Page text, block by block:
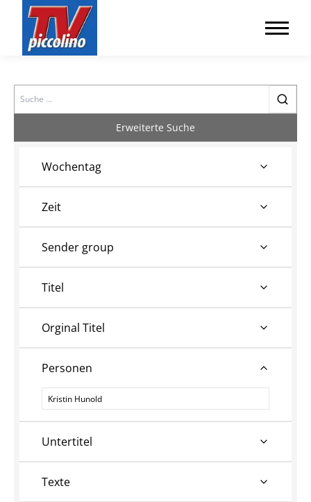
Search
Erweiterte Suche
Wochentag
Zeit
Sender group
Titel
Orginal Titel
Personen
Personen
Untertitel
Texte